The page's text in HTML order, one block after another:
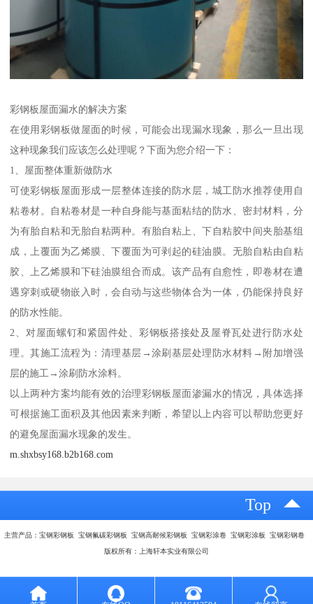
彩钢板屋面漏水的解决方案
在使用彩钢板做屋面的时候，可能会出现漏水现象，那么一旦出现
这种现象我们应该怎么处理呢？下面为您介绍一下：
1、屋面整体重新做防水
可使彩钢板屋面形成一层整体连接的防水层，城工防水推荐使用自
粘卷材。自粘卷材是一种自身能与基面粘结的防水、密封材料，分
为有胎自粘和无胎自粘两种。有胎自粘上、下自粘胶中间夹胎基组
成，上覆面为乙烯膜、下覆面为可剥起的硅油膜。无胎自粘由自粘
胶、上乙烯膜和下硅油膜组合而成。该产品有自愈性，即卷材在遭
遇穿刺或硬物嵌入时，会自动与这些物体合为一体，仍能保持良好
的防水性能。
2、对屋面螺钉和紧固件处、彩钢板搭接处及屋脊瓦处进行防水处
理。其施工流程为：清理基层→涂刷基层处理防水材料→附加增强
层的施工→涂刷防水涂料。
以上两种方案均能有效的治理彩钢板屋面渗漏水的情况，具体选择
可根据施工面积及其他因素来判断，希望以上内容可以帮助您更好
的避免屋面漏水现象的发生。
m.shxbsy168.b2b168.com
Top
主营产品：宝钢彩钢板 宝钢氟碳彩钢板 宝钢高耐候彩钢板 宝钢彩涂卷 宝钢彩涂板 宝钢彩钢卷
版权所有：上海轩本实业有限公司